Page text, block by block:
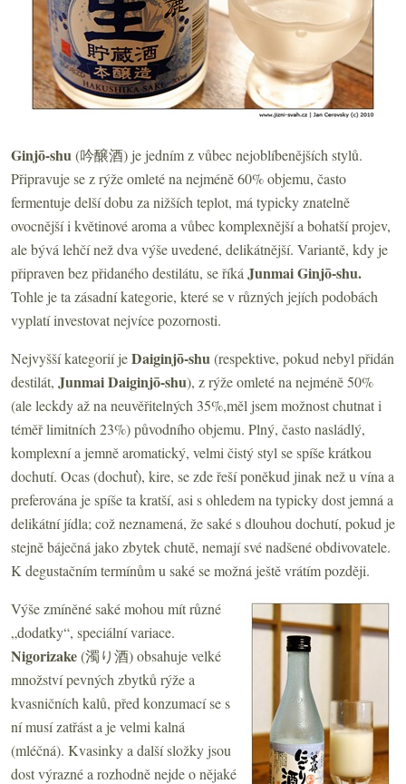
Ginjō-shu(吟醸酒) je jedním z vůbec nejoblíbenějších stylů.
Připravuje se z rýže omleté na nejméně 60% objemu, často
fermentuje delší dobu za nižších teplot, má typicky znatelně
ovocnější i květinové aroma a vůbec komplexnější a bohatší projev,
ale bývá lehčí než dva výše uvedené, delikátnější. Variantě, kdy je
připraven bez přidaného destilátu, se říká Junmai Ginjō-shu.
Tohle je ta zásadní kategorie, které se v různých jejích podobách
vyplatí investovat nejvíce pozornosti.
Nejvyšší kategorií jeDaiginjō-shu(respektive, pokud nebyl přidán
destilát, Junmai Daiginjō-shu), z rýže omleté na nejméně 50%
(ale leckdy až na neuvěřitelných 35%,měl jsem možnost chutnat i
téměř limitních 23%) původního objemu. Plný, často nasládlý,
komplexní a jemně aromatický, velmi čistý styl se spíše krátkou
dochutí. Ocas (dochuť), kire, se zde řeší poněkud jinak než u vína a
preferována je spíše ta kratší, asi s ohledem na typicky dost jemná a
delikátní jídla; což neznamená, že saké s dlouhou dochutí, pokud je
stejně báječná jako zbytek chutě, nemají své nadšené obdivovatele.
K degustačním termínům u saké se možná ještě vrátím později.
Výše zmíněné saké mohou mít různé
„dodatky“, speciální variace.
Nigorizake(濁り酒) obsahuje velké
množství pevných zbytků rýže a
kvasničních kalů, před konzumací se s
ní musí zatřást a je velmi kalná
(mléčná). Kvasinky a další složky jsou
dost výrazné a rozhodně nejde o nějaké